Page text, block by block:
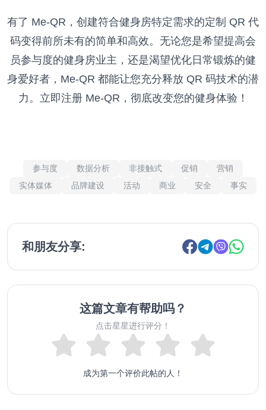
有了 Me-QR，创建符合健身房特定需求的定制 QR 代
码变得前所未有的简单和高效。无论您是希望提高会
员参与度的健身房业主，还是渴望优化日常锻炼的健
身爱好者，Me-QR 都能让您充分释放 QR 码技术的潜
力。立即注册 Me-QR，彻底改变您的健身体验！
参与度 数据分析 非接触式 促销
营销
实体媒体
品牌建设 活动 商业 安全 事实
和朋友分享:
这篇文章有帮助吗？
点击星星进行评分！
成为第一个评价此帖的人！